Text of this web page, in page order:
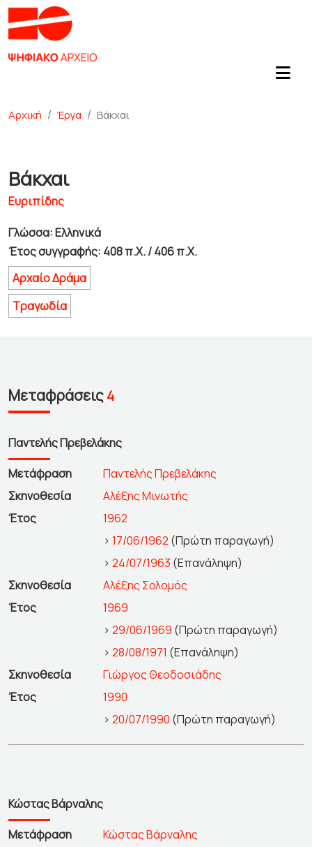
Αρχική Έργα Βάκχαι
Βάκχαι
Ευριπίδης
Γλώσσα: Ελληνικά
Έτος συγγραφής: 408 π.Χ. / 406 π.Χ.
Αρχαίο Δράμα
Τραγωδία
Μεταφράσεις4
Παντελής Πρεβελάκης
Μετάφραση
Παντελής Πρεβελάκης
Σκηνοθεσία
Αλέξης Μινωτής
Έτος
1962
> 17/06/1962 (Πρώτη παραγωγή)
> 24/07/1963 (Επανάληψη)
Σκηνοθεσία
Αλέξης Σολομός
Έτος
1969
> 29/06/1969 (Πρώτη παραγωγή)
> 28/08/1971 (Επανάληψη)
Σκηνοθεσία
Γιώργος Θεοδοσιάδης
Έτος
1990
> 20/07/1990 (Πρώτη παραγωγή)
Κώστας Βάρναλης
Μετάφραση
Κώστας Βάρναλης